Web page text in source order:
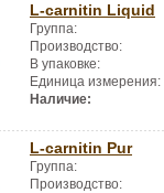
L-carnitin Liquid
Группа:
Производство:
В упаковке:
Единица измерения:
Наличие:
L-carnitin Pur
Группа:
Производство: